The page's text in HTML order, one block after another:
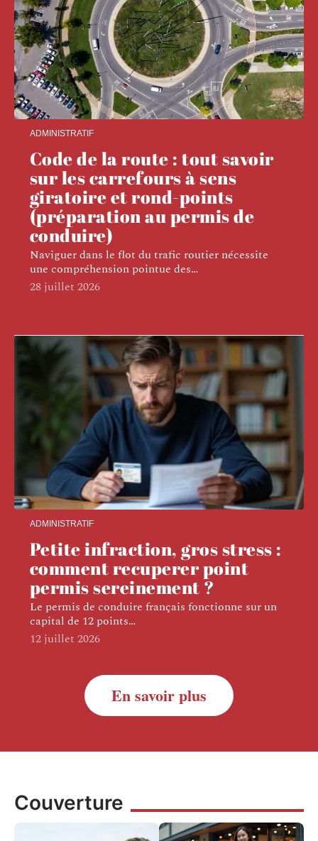
ADMINISTRATIF
Code de la route : tout savoir
sur les carrefours à sens
giratoire et rond-points
(préparation au permis de
conduire)
Naviguer dans le flot du trafic routier nécessite
une compréhension pointue des…
28 juillet 2026
ADMINISTRATIF
Petite infraction, gros stress :
comment recuperer point
permis sereinement ?
Le permis de conduire français fonctionne sur un
capital de 12 points…
12 juillet 2026
En savoir plus
Couverture